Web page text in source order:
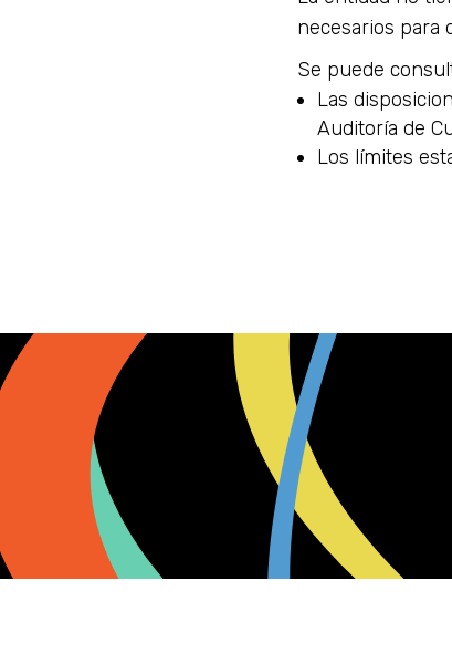
necesarios para
Se puede
Las
Auditoría de
Los límites